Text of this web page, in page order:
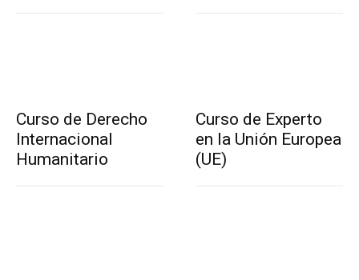
Curso de Derecho
Internacional
Humanitario
Curso de Experto
en la Unión Europea
(UE)